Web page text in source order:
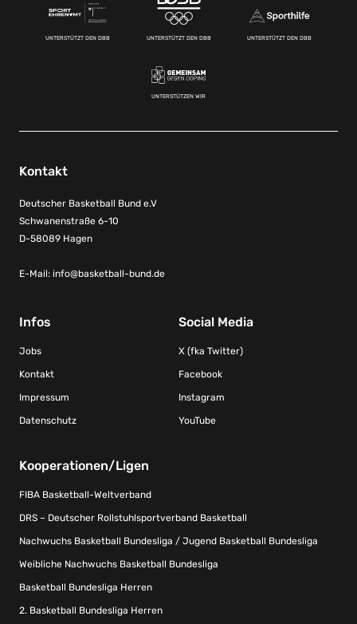
UNTERSTÜTZT DEN DBB UNTERSTÜTZT DEN DBB UNTERSTÜTZT DEN DBB
UNTERSTÜTZEN WIR
Kontakt
Deutscher Basketball Bund e.V
Schwanenstraße 6-10
D-58089 Hagen
E-Mail: info@basketball-bund.de
Infos
Jobs
Kontakt
Impressum
Datenschutz
Social Media
X (fka Twitter)
Facebook
Instagram
YouTube
Kooperationen/Ligen
FIBA Basketball-Weltverband
DRS – Deutscher Rollstuhlsportverband Basketball
Nachwuchs Basketball Bundesliga / Jugend Basketball Bundesliga
Weibliche Nachwuchs Basketball Bundesliga
Basketball Bundesliga Herren
2. Basketball Bundesliga Herren